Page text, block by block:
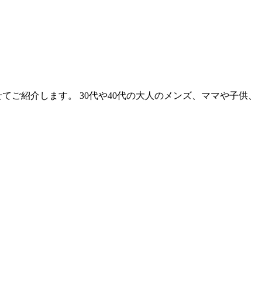
紹介します。 30代や40代の大人のメンズ、ママや子供、